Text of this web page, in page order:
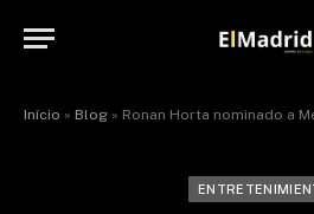
Início » Blog » Ronan Horta nominado a Mejor Actor de